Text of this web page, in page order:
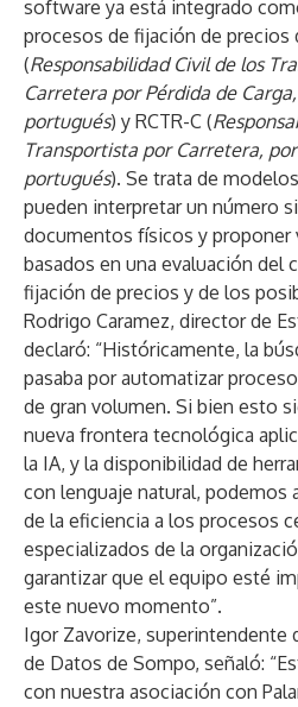
software ya está integrado
procesos de fijación de precios
(Responsabilidad Civil de los
Carretera por Pérdida de
portugués) y RCTR-C (
Transportista por Carretera,
portugués). Se trata de
pueden interpretar un número
documentos físicos y proponer
basados en una evaluación del
fijación de precios y de los
Rodrigo Caramez, director de
declaró: “Históricamente, la
pasaba por automatizar
de gran volumen. Si bien esto
nueva frontera tecnológica
la IA, y la disponibilidad de
con lenguaje natural, podemos
de la eficiencia a los procesos
especializados de la
garantizar que el equipo esté
este nuevo momento”.
Igor Zavorize, superintendente
de Datos de Sompo, señaló:
con nuestra asociación con